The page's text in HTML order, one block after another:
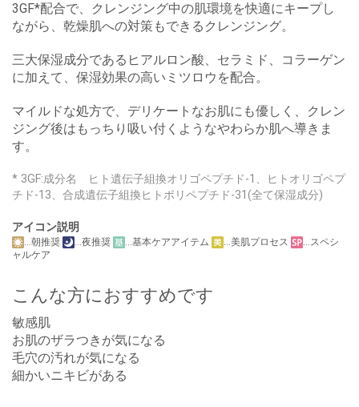
3GF*配合で、クレンジング中の肌環境を快適にキープし
ながら、乾燥肌への対策もできるクレンジング。
三大保湿成分であるヒアルロン酸、セラミド、コラーゲン
に加えて、保湿効果の高いミツロウを配合。
マイルドな処方で、デリケートなお肌にも優しく、クレン
ジング後はもっちり吸い付くようなやわらか肌へ導きま
す。
* 3GF:成分名 ヒト遺伝子組換オリゴペプチド-1、ヒトオリゴペプ
チド-13、合成遺伝子組換ヒトポリペプチド-31(全て保湿成分)
アイコン説明
…朝推奨 …夜推奨 …基本ケアアイテム …美肌プロセス
…スペシ
ャルケア
こんな方におすすめです
敏感肌
お肌のザラつきが気になる
毛穴の汚れが気になる
細かいニキビがある